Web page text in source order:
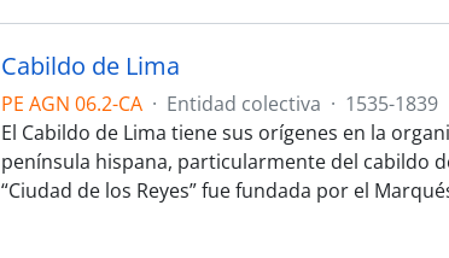
Cabildo de Lima
PE AGN 06.2-CA · Entidad colectiva · 1535-1839
El Cabildo de Lima tiene sus orígenes en la
península hispana, particularmente del cabildo
“Ciudad de los Reyes” fue fundada por el